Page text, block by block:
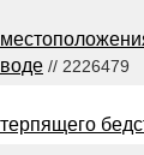
воде // 2226479
терпящего